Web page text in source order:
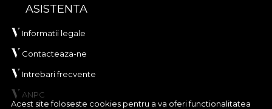
Acest site foloseste cookies pentru a va oferi functionalitatea
ASISTENTA
Informatii legale
Contacteaza-ne
Intrebari frecvente
ANPC